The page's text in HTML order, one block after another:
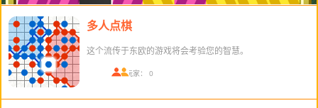
多人点棋
这个流传于东欧的游戏将会考验您的智慧。
在线玩家： 0